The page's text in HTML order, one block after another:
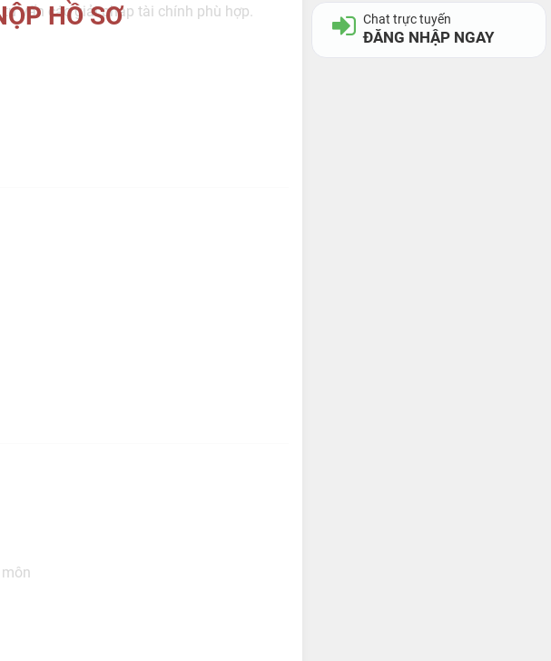
HỒ SƠ
vấn các giải pháp tài chính phù hợp.
Chat trực tuyến
ĐĂNG NHẬP NGAY